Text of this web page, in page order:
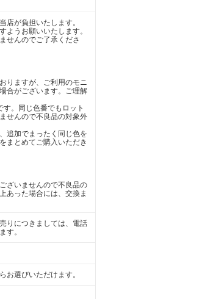
店が負担いたします。
ようお願いいたします。
せんのでご了承くださ
りますが、ご利用のモニ
合がございます。ご理解
す。同じ色番でもロット
せんので不良品の対象外
追加でまったく同じ色を
まとめてご購入いただき
ざいませんので不良品の
あった場合には、交換ま
りにつきましては、電話
す。
お選びいただけます。